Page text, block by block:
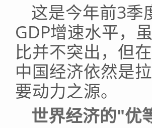
这是今年前3季
GDP增速水平，
比并不突出，但
中国经济依然是
要动力之源。
世界经济的"优